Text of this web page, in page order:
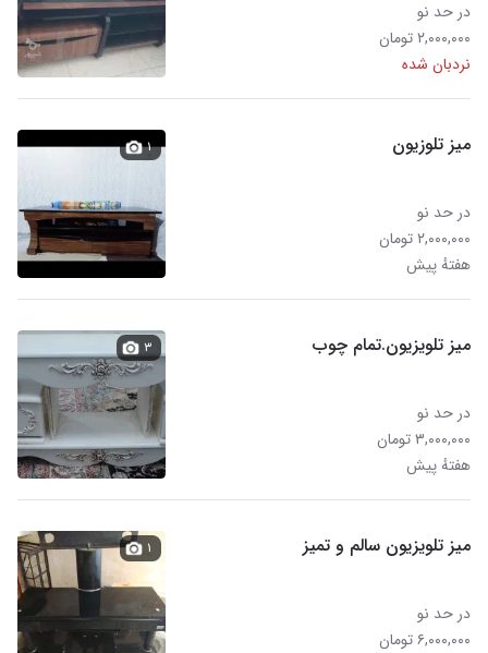
در حد نو
۲,۰۰۰,۰۰۰ تومان
نردبان شده
میز تلوزیون
در حد نو
۲,۰۰۰,۰۰۰ تومان
هفتهٔ پیش
۱
میز تلویزیون.تمام چوب
در حد نو
۳,۰۰۰,۰۰۰ تومان
هفتهٔ پیش
۳
میز تلویزیون سالم و تمیز
در حد نو
۶,۰۰۰,۰۰۰ تومان
۱